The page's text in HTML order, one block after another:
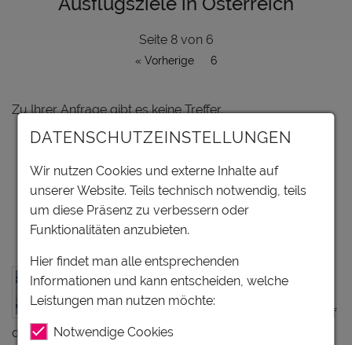
Seite 8von 6
« Vorherige 6
Zu Ihrer Anfrage gibt es keine Treffer.
« Vorherige 6
ABE – Alpen Ballon Events -
Ballonfahren in Österreich
Die alpinerfahrenen ABE - Alpen Ballon
Events-Piloten entführen Sie ins
Ballonfahrten-Abenteuer. Atmen Sie tief
durch, heben Sie mit uns ab und spüren…
DATENSCHUTZEINSTELLUNGEN
Wir nutzen Cookies und externe Inhalte auf
unserer Website. Teils technisch notwendig, teils
um diese Präsenz zu verbessern oder
Funktionalitäten anzubieten.
Hier findet man alle entsprechenden
Informationen und kann entscheiden, welche
Leistungen man nutzen möchte:
Notwendige Cookies